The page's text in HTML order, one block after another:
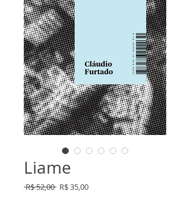
Liame
R$ 52,00 Preço
R$ 35,00Preço